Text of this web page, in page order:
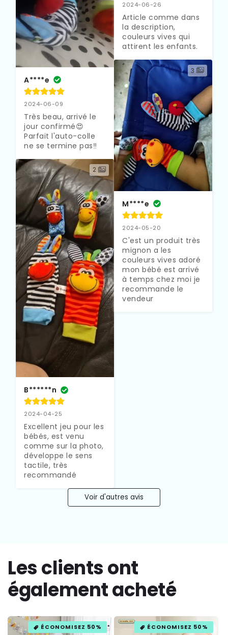
A****e
2024-06-09
Très beau, arrivé le
jour confirmé😍
Parfait l'auto-colle
ne se termine pas‼
2
B******n
2024-04-25
Excellent jeu pour les
bébés, est venu
comme sur la photo,
développe le sens
tactile, très
recommandé
2024-06-26
Article comme dans
la description,
couleurs vives qui
attirent les enfants.
3
M****e
2024-05-20
C'est un produit très
mignon a les
couleurs vives adoré
mon bébé est arrivé
à temps chez moi je
recommande le
vendeur
Voir d'autres avis
Les clients ont
également acheté
ÉCONOMISEZ 50% ÉCONOMISEZ 50%